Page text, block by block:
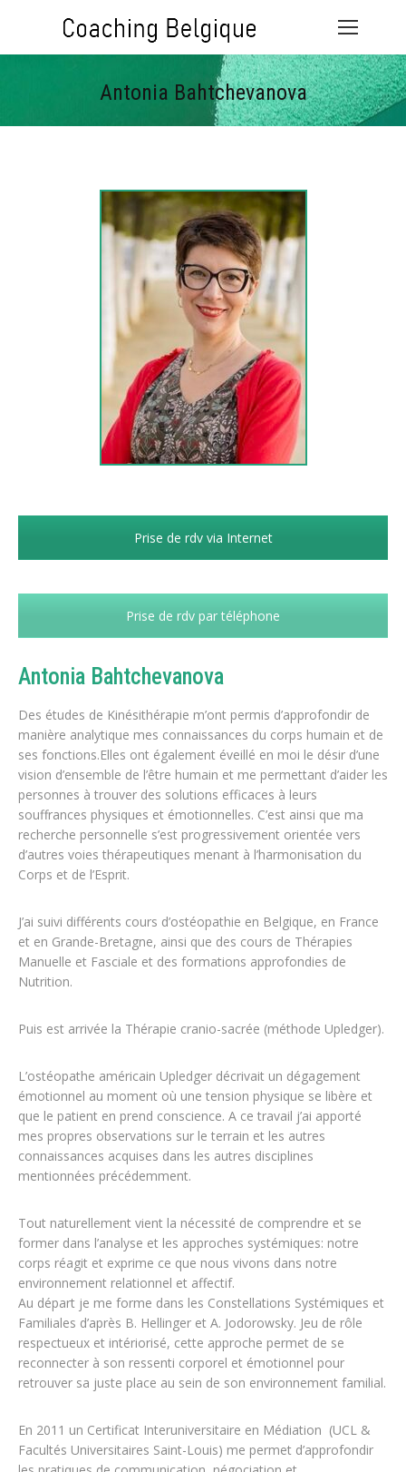
Antonia Bahtchevanova
Vous êtes ici :
Prise de rdv via Internet
Prise de rdv par téléphone
Antonia Bahtchevanova
Des études de Kinésithérapie m’ont permis d’approfondir de
manière analytique mes connaissances du corps humain et de
ses fonctions.Elles ont également éveillé en moi le désir d’une
vision d’ensemble de l’être humain et me permettant d’aider les
personnes à trouver des solutions efficaces à leurs
souffrances physiques et émotionnelles. C’est ainsi que ma
recherche personnelle s’est progressivement orientée vers
d’autres voies thérapeutiques menant à l’harmonisation du
Corps et de l’Esprit.
J’ai suivi différents cours d’ostéopathie en Belgique, en France
et en Grande-Bretagne, ainsi que des cours de Thérapies
Manuelle et Fasciale et des formations approfondies de
Nutrition.
Puis est arrivée la Thérapie cranio-sacrée (méthode Upledger).
L’ostéopathe américain Upledger décrivait un dégagement
émotionnel au moment où une tension physique se libère et
que le patient en prend conscience. A ce travail j’ai apporté
mes propres observations sur le terrain et les autres
connaissances acquises dans les autres disciplines
mentionnées précédemment.
Tout naturellement vient la nécessité de comprendre et se
former dans l’analyse et les approches systémiques: notre
corps réagit et exprime ce que nous vivons dans notre
environnement relationnel et affectif.
Au départ je me forme dans les Constellations Systémiques et
Familiales d’après B. Hellinger et A. Jodorowsky. Jeu de rôle
respectueux et intériorisé, cette approche permet de se
reconnecter à son ressenti corporel et émotionnel pour
retrouver sa juste place au sein de son environnement familial.
En 2011 un Certificat Interuniversitaire en Médiation (UCL &
Facultés Universitaires Saint-Louis) me permet d’approfondir